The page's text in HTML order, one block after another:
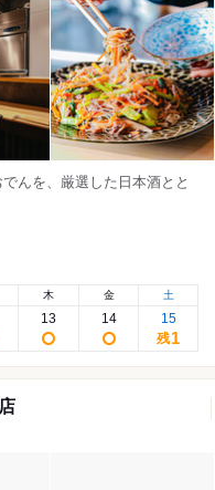
んを、厳選した日本酒とと
木
13
金
14
土
15
残1